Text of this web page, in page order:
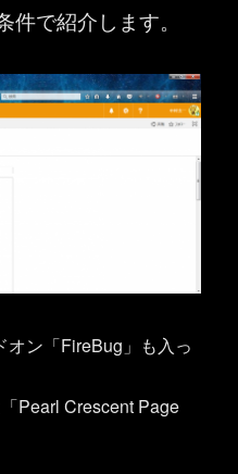
で紹介します。
ン「FireBug」も入っ
Pearl Crescent Page